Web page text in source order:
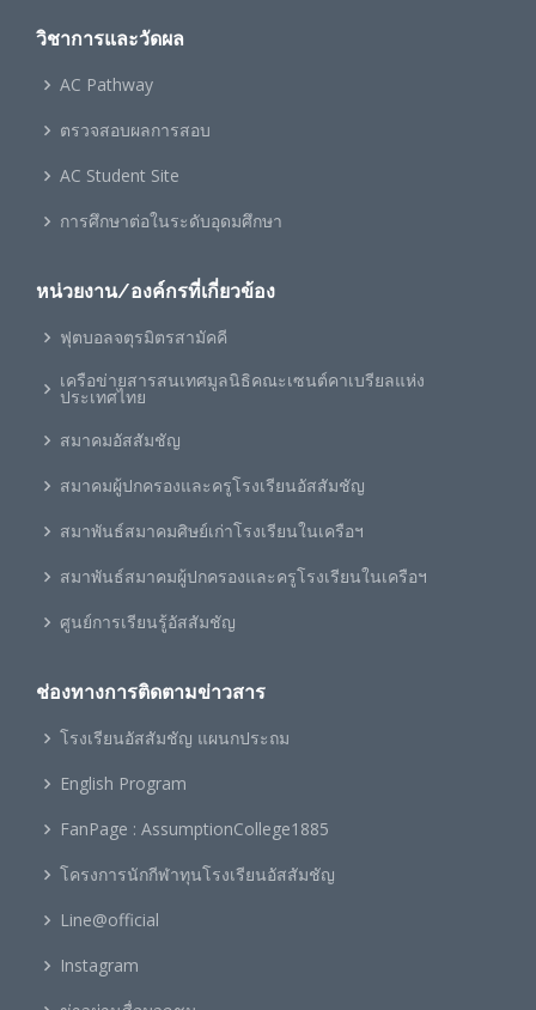
วิชาการและวัดผล
AC Pathway
ตรวจสอบผลการสอบ
AC Student Site
การศึกษาต่อในระดับอุดมศึกษา
หน่วยงาน/องค์กรที่เกี่ยวข้อง
ฟุตบอลจตุรมิตรสามัคคี
เครือข่ายสารสนเทศมูลนิธิคณะเซนต์คาเบรียลแห่ง
ประเทศไทย
สมาคมอัสสัมชัญ
สมาคมผู้ปกครองและครูโรงเรียนอัสสัมชัญ
สมาพันธ์สมาคมศิษย์เก่าโรงเรียนในเครือฯ
สมาพันธ์สมาคมผู้ปกครองและครูโรงเรียนในเครือฯ
ศูนย์การเรียนรู้อัสสัมชัญ
ช่องทางการติดตามข่าวสาร
โรงเรียนอัสสัมชัญ แผนกประถม
English Program
FanPage : AssumptionCollege1885
โครงการนักกีฬาทุนโรงเรียนอัสสัมชัญ
Line@official
Instagram